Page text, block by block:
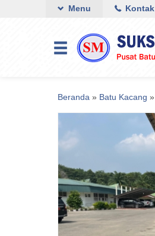
Menu Kontak
Beranda » Batu Kacang »